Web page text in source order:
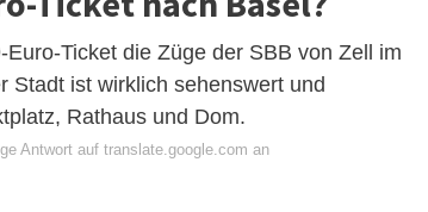
Ticket die Züge der SBB von Zell im
Stadt ist wirklich sehenswert und
Rathaus und Dom.
Antwort auf translate.google.com an